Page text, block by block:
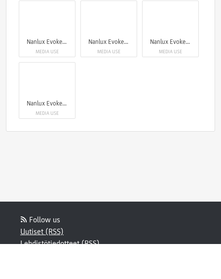
Nanlux Evoke 5000B
MEDIA USE
Nanlux Evoke 5000B
MEDIA USE
Nanlux Evoke 5000B
MEDIA USE
Nanlux Evoke 5000B
MEDIA USE
Follow us
Uutiset (RSS)
Lehdistötiedotteet (RSS)